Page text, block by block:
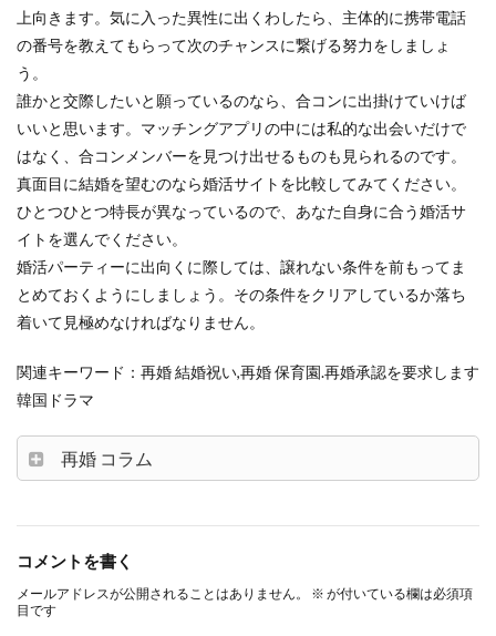
上向きます。気に入った異性に出くわしたら、主体的に携帯電話
の番号を教えてもらって次のチャンスに繋げる努力をしましょ
う。
誰かと交際したいと願っているのなら、合コンに出掛けていけば
いいと思います。マッチングアプリの中には私的な出会いだけで
はなく、合コンメンバーを見つけ出せるものも見られるのです。
真面目に結婚を望むのなら婚活サイトを比較してみてください。
ひとつひとつ特長が異なっているので、あなた自身に合う婚活サ
イトを選んでください。
婚活パーティーに出向くに際しては、譲れない条件を前もってま
とめておくようにしましょう。その条件をクリアしているか落ち
着いて見極めなければなりません。
関連キーワード：再婚 結婚祝い,再婚 保育園.再婚承認を要求します
韓国ドラマ
再婚 コラム
コメントを書く
メールアドレスが公開されることはありません。 ※ が付いている欄は必須項
目です